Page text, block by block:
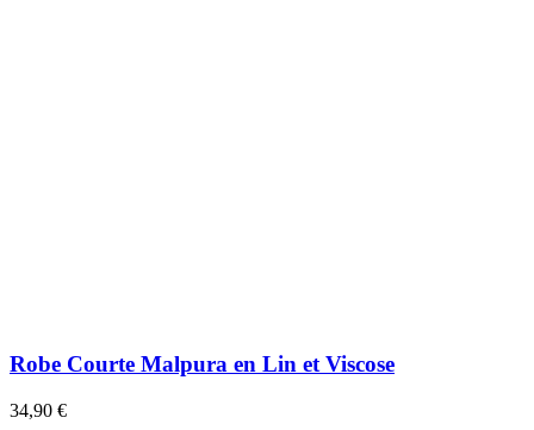
Robe Courte Malpura en Lin et Viscose
34,90 €